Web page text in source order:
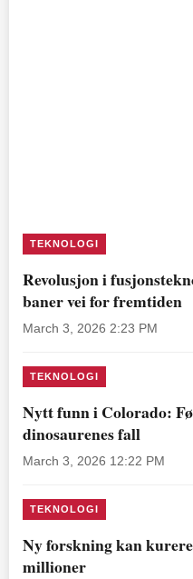
TEKNOLOGI
Revolusjon i
baner vei for fremtiden
March 3, 2026 2:23 PM
TEKNOLOGI
Nytt funn i Colorado:
dinosaurenes fall
March 3, 2026 12:22 PM
TEKNOLOGI
Ny forskning kan
millioner